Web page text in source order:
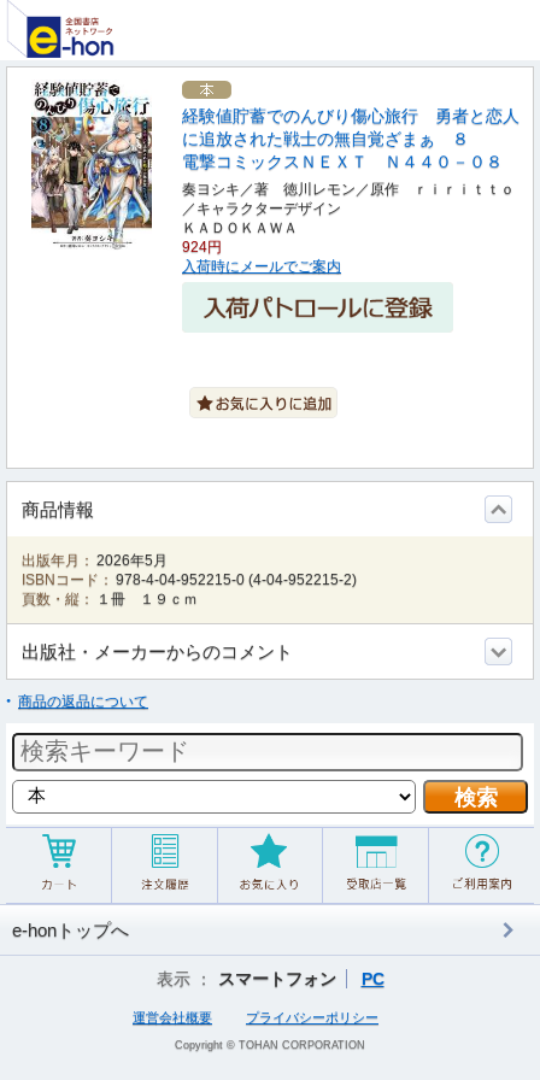
経験値貯蓄でのんびり傷心旅行 勇者と恋人
に追放された戦士の無自覚ざまぁ ８
電撃コミックスＮＥＸＴ Ｎ４４０－０８
奏ヨシキ／著 徳川レモン／原作 ｒｉｒｉｔｔｏ
／キャラクターデザイン
ＫＡＤＯＫＡＷＡ
924円
入荷時にメールでご案内
商品情報
出版年月： 2026年5月
ISBNコード： 978-4-04-952215-0 (4-04-952215-2)
頁数・縦：
１冊 １９ｃｍ
出版社・メーカーからのコメント
商品の返品について
e-honトップへ
表示 ： スマートフォン PC
運営会社概要 プライバシーポリシー
Copyright © TOHAN CORPORATION